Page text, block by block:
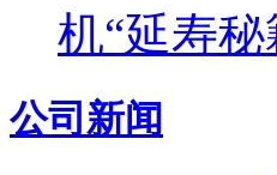
机“延寿
公司新闻